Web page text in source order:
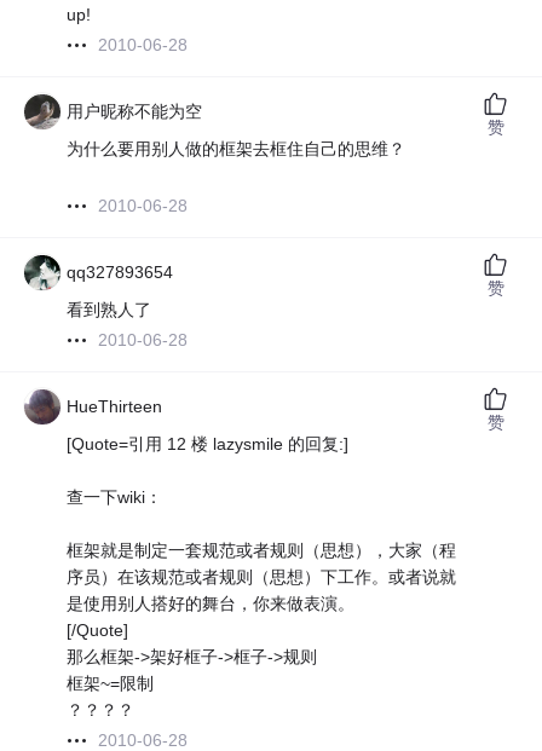
up!
2010-06-28
用户昵称不能为空
为什么要用别人做的框架去框住自己的思维？
2010-06-28
赞
qq327893654
看到熟人了
2010-06-28
赞
HueThirteen
[Quote=引用 12 楼 lazysmile 的回复:]
查一下wiki：
框架就是制定一套规范或者规则（思想），大家（程
序员）在该规范或者规则（思想）下工作。或者说就
是使用别人搭好的舞台，你来做表演。
[/Quote]
那么框架->架好框子->框子->规则
框架~=限制
？？？？
2010-06-28
赞